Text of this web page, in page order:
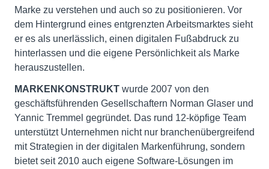
Marke zu verstehen und auch so zu positionieren. Vor
dem Hintergrund eines entgrenzten Arbeitsmarktes sieht
er es als unerlässlich, einen digitalen Fußabdruck zu
hinterlassen und die eigene Persönlichkeit als Marke
herauszustellen.
MARKENKONSTRUKT wurde 2007 von den
geschäftsführenden Gesellschaftern Norman Glaser und
Yannic Tremmel gegründet. Das rund 12-köpfige Team
unterstützt Unternehmen nicht nur branchenübergreifend
mit Strategien in der digitalen Markenführung, sondern
bietet seit 2010 auch eigene Software-Lösungen im